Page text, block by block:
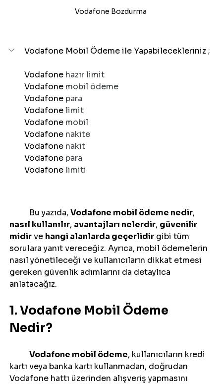
Vodafone Bozdurma
Vodafone Mobil Ödeme ile Yapabilecekleriniz ;
Vodafone hazır limit
Vodafone mobil ödeme
Vodafone para
Vodafone limit
Vodafone mobil
Vodafone nakite
Vodafone nakit
Vodafone para
Vodafone limiti
Bu yazıda, Vodafone mobil ödeme nedir,
nasıl kullanılır, avantajları nelerdir, güvenilir
midir ve hangi alanlarda geçerlidir gibi tüm
sorulara yanıt vereceğiz. Ayrıca, mobil ödemelerin
nasıl yönetileceği ve kullanıcıların dikkat etmesi
gereken güvenlik adımlarını da detaylıca
anlatacağız.
1. Vodafone Mobil Ödeme
Nedir?
	Vodafone mobil ödeme
, kullanıcıların kredi
kartı veya banka kartı kullanmadan, doğrudan
Vodafone hattı üzerinden alışveriş yapmasını